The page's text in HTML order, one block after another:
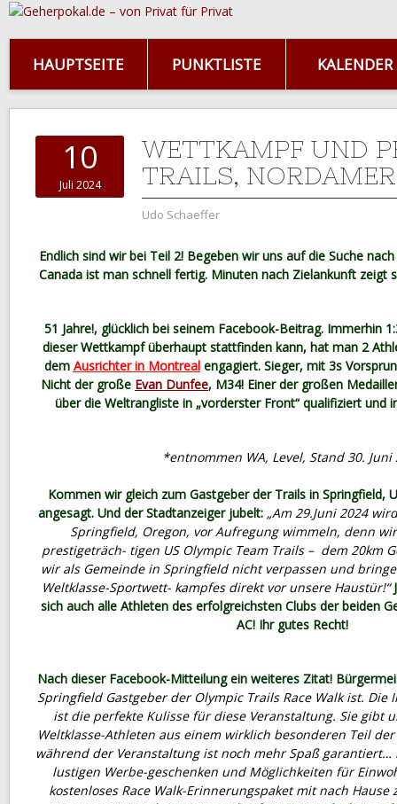
HAUPTSEITE PUNKTLISTE KALENDER
10
Juli 2024
WETTKAMPF UND
TRAILS,
Udo Schaeffer
Endlich sind wir bei Teil 2! Begeben wir uns auf die Suche
Canada ist man schnell fertig. Minuten nach Zielankunft zeigt
51 Jahre!, glücklich bei seinem Facebook-Beitrag. Immerhin
dieser Wettkampf überhaupt stattfinden kann, hat man 2
dem Ausrichter in Montrealengagiert. Sieger, mit 3s
Nicht der große Evan Dunfee, M34! Einer der großen
über die Weltrangliste in „vorderster Front“ qualifiziert und
*entnommen WA, Level, Stand 30. Juni
Kommen wir gleich zum Gastgeber der Trails in Springfield,
angesagt. Und der Stadtanzeiger jubelt: „Am 29.Juni 2024
Springfield, Oregon, vor Aufregung wimmeln, denn
prestigeträch- tigen US Olympic Team Trails – dem 20km
wir als Gemeinde in Springfield nicht verpassen und
Weltklasse-Sportwett- kampfes direkt vor unsere Haustür!“
sich auch alle Athleten des erfolgreichsten Clubs der beiden
AC! Ihr gutes Recht!
Nach dieser Facebook-Mitteilung ein weiteres Zitat!
Springfield Gastgeber der Olympic Trails Race Walk ist. Die
ist die perfekte Kulisse für diese Veranstaltung. Sie gibt
Weltklasse-Athleten aus einem wirklich besonderen Teil
während der Veranstaltung ist noch mehr Spaß
lustigen Werbe-geschenken und Möglichkeiten für
kostenloses Race Walk-Erinnerungspaket mit nach